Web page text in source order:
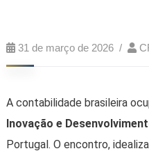
31 de março de 2026
A contabilidade brasileira
Inovação e
Portugal. O encontro,